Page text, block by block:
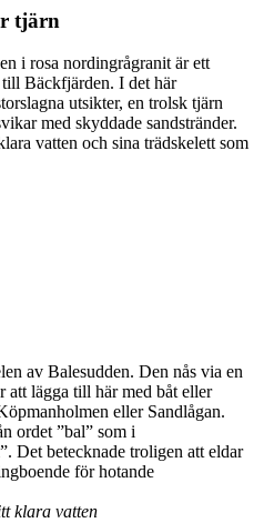
tjärn
i rosa nordingrågranit är ett
Bäckfjärden. I det här
utsikter, en trolsk tjärn
med skyddade sandstränder.
vatten och sina trädskelett som
av Balesudden. Den nås via en
att lägga till här med båt eller
eller Sandlågan.
ordet ”bal” som i
Det betecknade troligen att eldar
för hotande
klara vatten